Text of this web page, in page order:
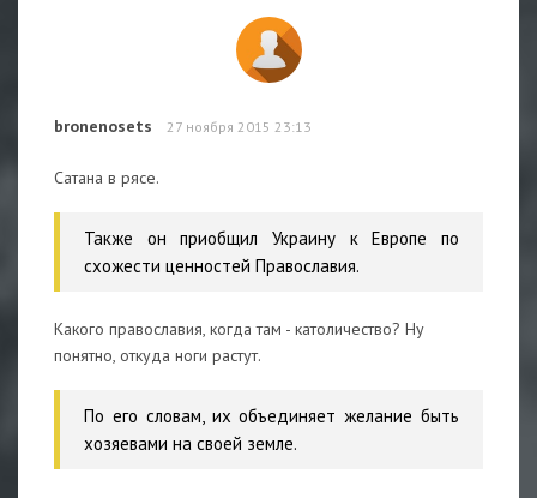
bronenosets 27 ноября 2015 23:13
Сатана в рясе.
Также он приобщил Украину к Европе по
схожести ценностей Православия.
Какого православия, когда там - католичество? Ну
понятно, откуда ноги растут.
По его словам, их объединяет желание быть
хозяевами на своей земле.